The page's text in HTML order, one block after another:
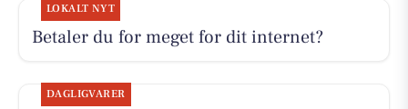
LOKALT NYT
Betaler du for meget for dit internet?
DAGLIGVARER